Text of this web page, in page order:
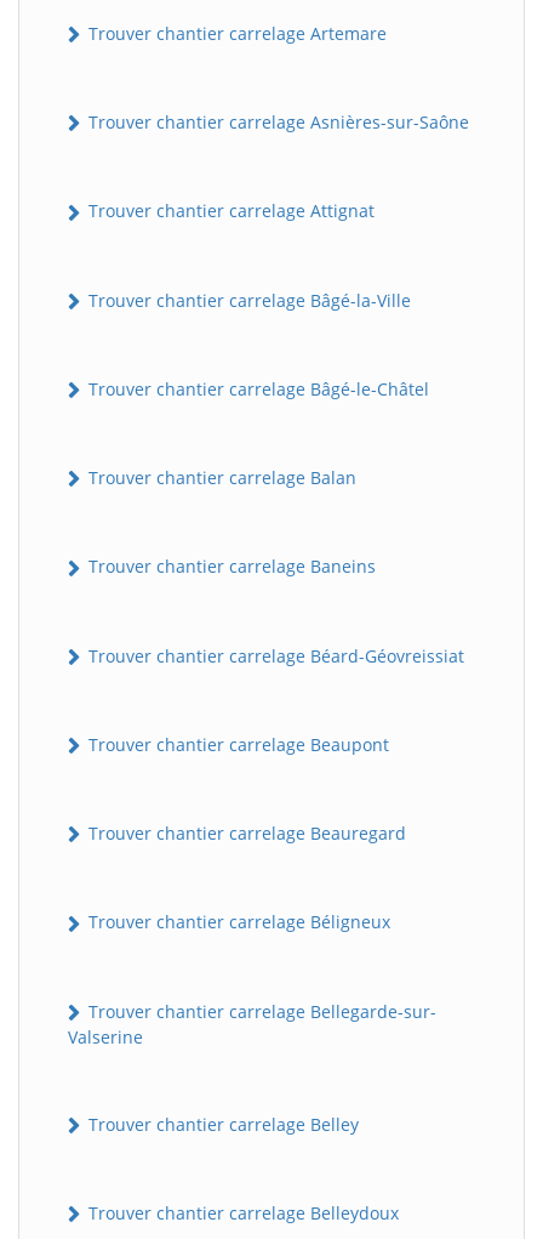
Trouver chantier carrelage Artemare
Trouver chantier carrelage Asnières-sur-Saône
Trouver chantier carrelage Attignat
Trouver chantier carrelage Bâgé-la-Ville
Trouver chantier carrelage Bâgé-le-Châtel
Trouver chantier carrelage Balan
Trouver chantier carrelage Baneins
Trouver chantier carrelage Béard-Géovreissiat
Trouver chantier carrelage Beaupont
Trouver chantier carrelage Beauregard
Trouver chantier carrelage Béligneux
Trouver chantier carrelage Bellegarde-sur-
Valserine
Trouver chantier carrelage Belley
Trouver chantier carrelage Belleydoux